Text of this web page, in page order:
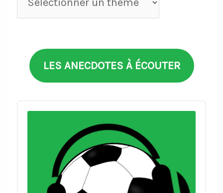
par
LES ANECDOTES À ÉCOUTER
Audio
Player